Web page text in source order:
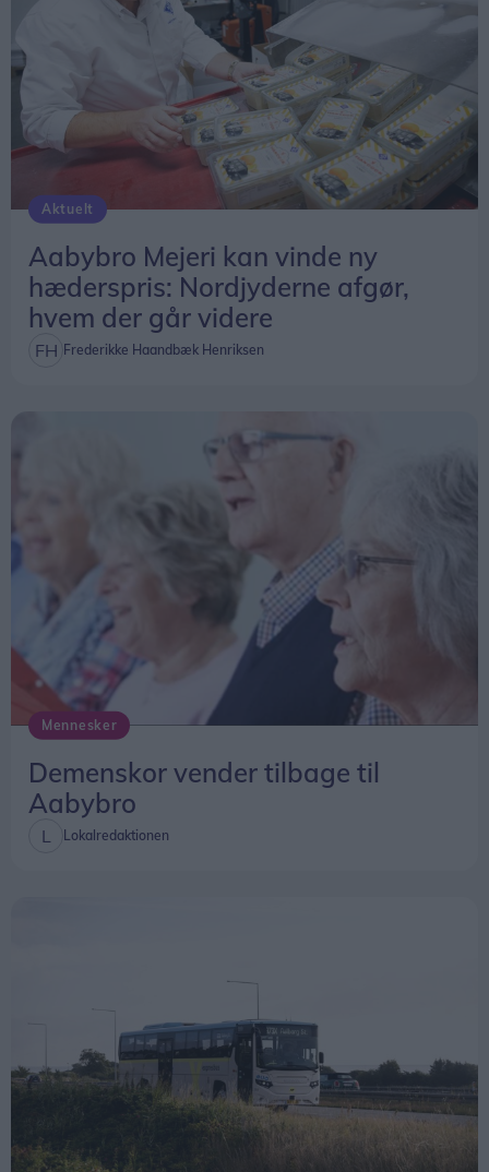
Aktuelt
Aabybro Mejeri kan vinde ny
hæderspris: Nordjyderne afgør,
hvem der går videre
Frederikke Haandbæk Henriksen
Mennesker
Demenskor vender tilbage til
Aabybro
Lokalredaktionen